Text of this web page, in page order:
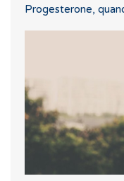
Progesterone,